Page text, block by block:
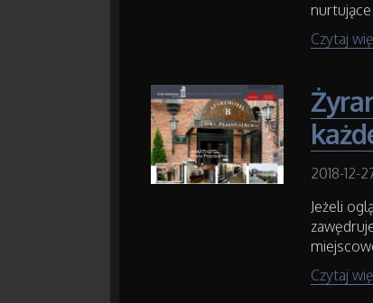
Czytaj
2018-12-
Jeżeli
Czytaj